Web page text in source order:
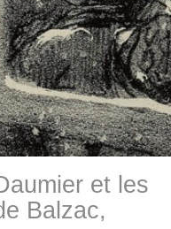
et les
Balzac,